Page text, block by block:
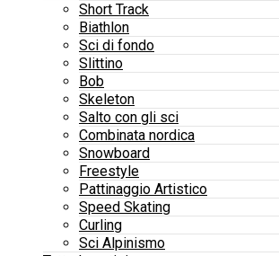
Short Track
Biathlon
Sci di fondo
Slittino
Bob
Skeleton
Salto con gli sci
Combinata nordica
Snowboard
Freestyle
Pattinaggio Artistico
Speed Skating
Curling
Sci Alpinismo